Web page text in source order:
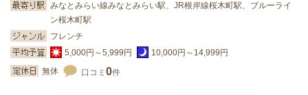
みなとみらい線みなとみらい駅、JR根岸線桜木町駅、ブルーライ
ン桜木町駅
フレンチ
5,000円～5,999円
10,000円～14,999円
無休
口コミ 0件